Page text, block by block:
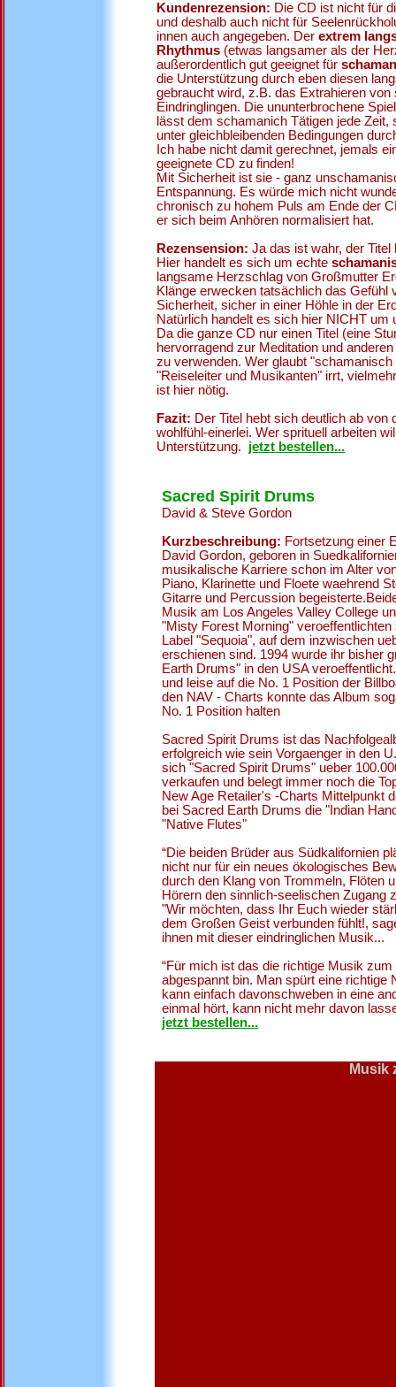
Kundenrezension: Die CD ist nicht für
und deshalb auch nicht für
innen auch angegeben. Der extrem
Rhythmus (etwas langsamer als der
außerordentlich gut geeignet für
die Unterstützung durch eben diesen
gebraucht wird, z.B. das Extrahieren von
Eindringlingen. Die ununterbrochene
lässt dem schamanich Tätigen jede Zeit,
unter gleichbleibenden Bedingungen
Ich habe nicht damit gerechnet, jemals
geeignete CD zu finden!
Mit Sicherheit ist sie - ganz
Entspannung. Es würde mich nicht
chronisch zu hohem Puls am Ende der
er sich beim Anhören normalisiert hat.
Rezensension: Ja das ist wahr, der
Hier handelt es sich um echte
langsame Herzschlag von Großmutter
Klänge erwecken tatsächlich das Gefühl
Sicherheit, sicher in einer Höhle in der
Natürlich handelt es sich hier NICHT um
Da die ganze CD nur einen Titel (eine
hervorragend zur Meditation und
zu verwenden. Wer glaubt
"Reiseleiter und Musikanten" irrt,
ist hier nötig.
Fazit: Der Titel hebt sich deutlich ab von
wohlfühl-einerlei. Wer sprituell arbeiten
Unterstützung. jetzt bestellen...
Sacred Spirit Drums
David & Steve Gordon
Kurzbeschreibung: Fortsetzung einer
David Gordon, geboren in
musikalische Karriere schon im Alter
Piano, Klarinette und Floete waehrend
Gitarre und Percussion
Musik am Los Angeles Valley College
"Misty Forest Morning" veroeffentlichten
Label "Sequoia", auf dem inzwischen
erschienen sind. 1994 wurde ihr bisher
Earth Drums" in den USA
und leise auf die No. 1 Position der
den NAV - Charts konnte das Album
No. 1 Position halten
Sacred Spirit Drums ist das
erfolgreich wie sein Vorgaenger in den
sich "Sacred Spirit Drums" ueber
verkaufen und belegt immer noch die
New Age Retailer's -Charts Mittelpunkt
bei Sacred Earth Drums die "Indian
"Native Flutes"
“Die beiden Brüder aus Südkalifornien
nicht nur für ein neues ökologisches
durch den Klang von Trommeln, Flöten
Hörern den sinnlich-seelischen Zugang
"Wir möchten, dass Ihr Euch wieder
dem Großen Geist verbunden fühlt!,
ihnen mit dieser eindringlichen Musik...
“Für mich ist das die richtige Musik
abgespannt bin. Man spürt eine richtige
kann einfach davonschweben in eine
einmal hört, kann nicht mehr davon
jetzt bestellen...
Musik